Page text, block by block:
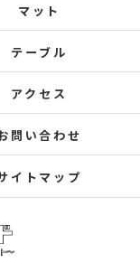
マット
テーブル
アクセス
問い合わせ
イトマップ